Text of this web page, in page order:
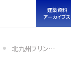
建築資料
アーカイブス
北九州プリンス
ホテル